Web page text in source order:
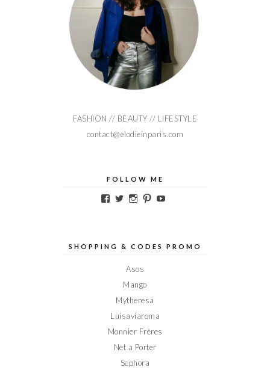
FASHION // BEAUTY // LIFESTYLE
contact@elodieinparis.com
FOLLOW ME
Voir
sur
Voir
sur
Voir
sur
Voir
sur sur
SHOPPING & CODES PROMO
Asos
Mango
Mytheresa
Luisaviaroma
Monnier Frères
Net a Porter
Sephora